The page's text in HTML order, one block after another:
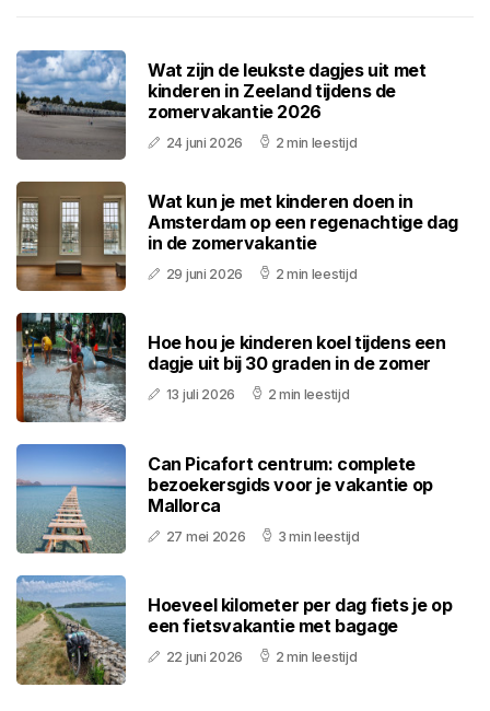
Wat zijn de leukste dagjes uit met
kinderen in Zeeland tijdens de
zomervakantie 2026
24 juni 2026 2 min leestijd
Wat kun je met kinderen doen in
Amsterdam op een regenachtige dag
in de zomervakantie
29 juni 2026 2 min leestijd
Hoe hou je kinderen koel tijdens een
dagje uit bij 30 graden in de zomer
13 juli 2026 2 min leestijd
Can Picafort centrum: complete
bezoekersgids voor je vakantie op
Mallorca
27 mei 2026 3 min leestijd
Hoeveel kilometer per dag fiets je op
een fietsvakantie met bagage
22 juni 2026 2 min leestijd